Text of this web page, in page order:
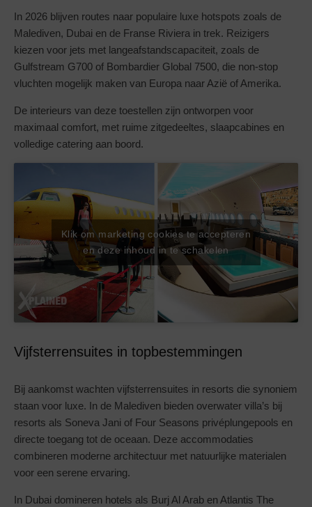
In 2026 blijven routes naar populaire luxe hotspots zoals de
Malediven, Dubai en de Franse Riviera in trek. Reizigers
kiezen voor jets met langeafstandscapaciteit, zoals de
Gulfstream G700 of Bombardier Global 7500, die non-stop
vluchten mogelijk maken van Europa naar Azië of Amerika.
De interieurs van deze toestellen zijn ontworpen voor
maximaal comfort, met ruime zitgedeeltes, slaapcabines en
volledige catering aan boord.
Klik om marketing cookies te accepteren
en deze inhoud in te schakelen
Vijfsterrensuites in topbestemmingen
Bij aankomst wachten vijfsterrensuites in resorts die synoniem
staan voor luxe. In de Malediven bieden overwater villa’s bij
resorts als Soneva Jani of Four Seasons privéplungepools en
directe toegang tot de oceaan. Deze accommodaties
combineren moderne architectuur met natuurlijke materialen
voor een serene ervaring.
In Dubai domineren hotels als Burj Al Arab en Atlantis The